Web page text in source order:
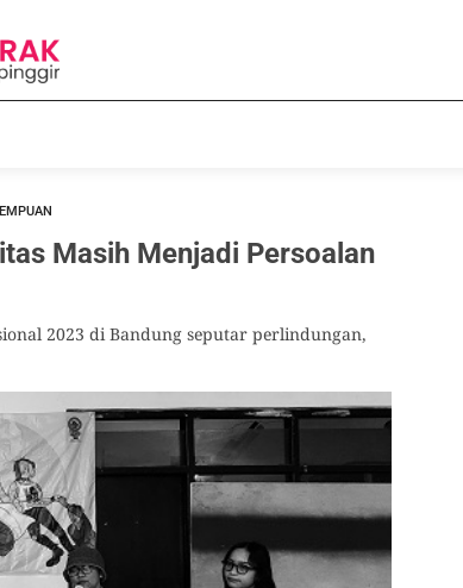
Masih Menjadi Persoalan
2023 di Bandung seputar perlindungan,